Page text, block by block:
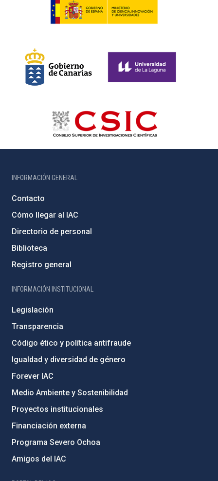
INFORMACIÓN GENERAL
Contacto
Cómo llegar al IAC
Directorio de personal
Biblioteca
Registro general
INFORMACIÓN INSTITUCIONAL
Legislación
Transparencia
Código ético y política antifraude
Igualdad y diversidad de género
Forever IAC
Medio Ambiente y Sostenibilidad
Proyectos institucionales
Financiación externa
Programa Severo Ochoa
Amigos del IAC